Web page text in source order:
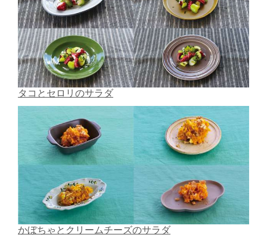
タコとセロリのサラダ
かぼちゃとクリームチーズのサラダ